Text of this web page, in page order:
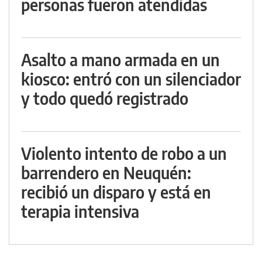
personas fueron atendidas
Asalto a mano armada en un
kiosco: entró con un silenciador
y todo quedó registrado
Violento intento de robo a un
barrendero en Neuquén:
recibió un disparo y está en
terapia intensiva